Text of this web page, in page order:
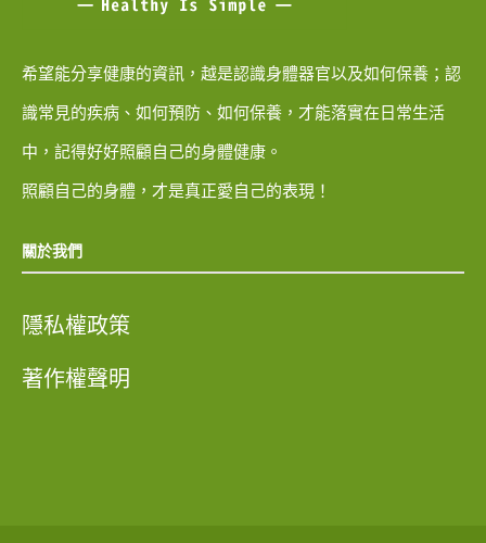
希望能分享健康的資訊，越是認識身體器官以及如何保養；認
識常見的疾病、如何預防、如何保養，才能落實在日常生活
中，記得好好照顧自己的身體健康。
照顧自己的身體，才是真正愛自己的表現！
關於我們
隱私權政策
著作權聲明